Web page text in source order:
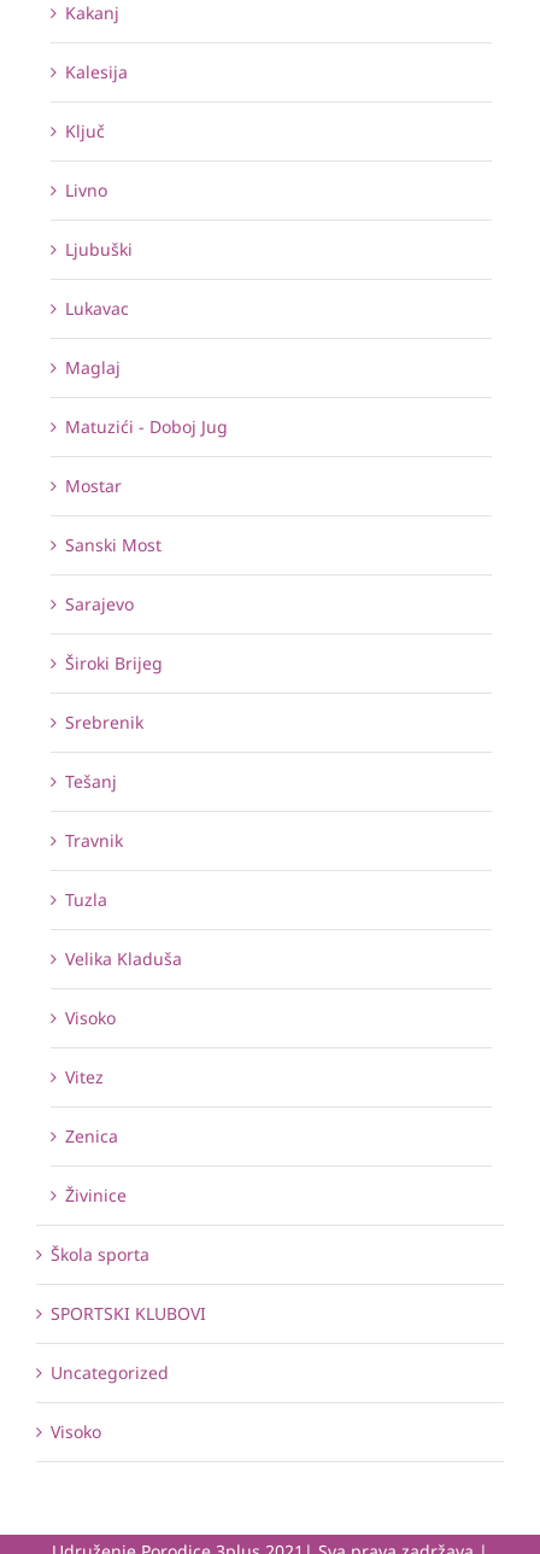
Kakanj
Kalesija
Ključ
Livno
Ljubuški
Lukavac
Maglaj
Matuzići - Doboj Jug
Mostar
Sanski Most
Sarajevo
Široki Brijeg
Srebrenik
Tešanj
Travnik
Tuzla
Velika Kladuša
Visoko
Vitez
Zenica
Živinice
Škola sporta
SPORTSKI KLUBOVI
Uncategorized
Visoko